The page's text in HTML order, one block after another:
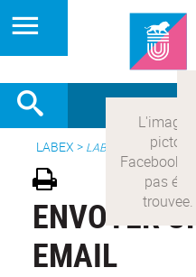
LABEX > LABEX COMOD
ENVOYER
EMAIL